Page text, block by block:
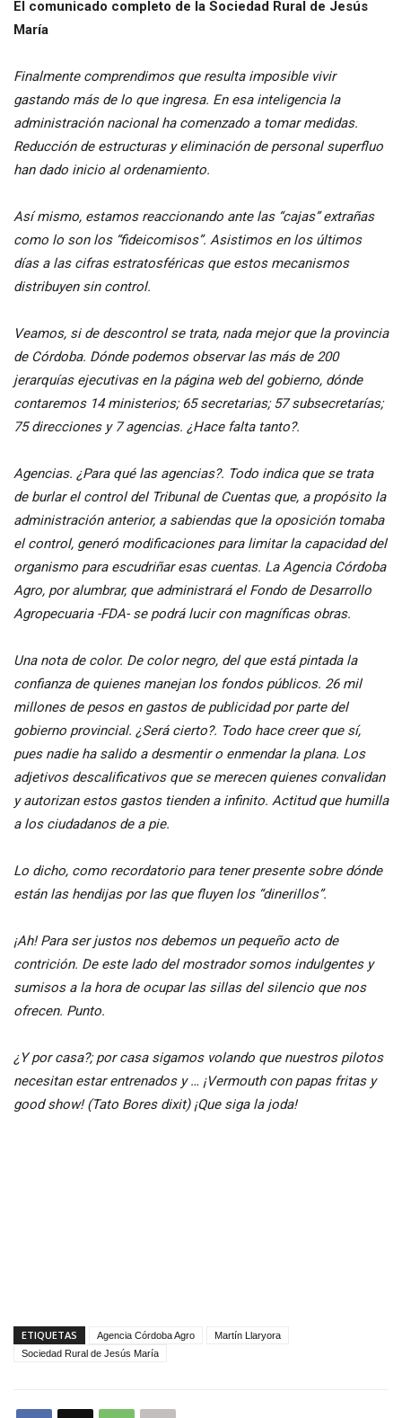
El comunicado completo de la Sociedad Rural de Jesús
María
Finalmente comprendimos que resulta imposible vivir
gastando más de lo que ingresa. En esa inteligencia la
administración nacional ha comenzado a tomar medidas.
Reducción de estructuras y eliminación de personal superfluo
han dado inicio al ordenamiento.
Así mismo, estamos reaccionando ante las “cajas” extrañas
como lo son los “fideicomisos”. Asistimos en los últimos
días a las cifras estratosféricas que estos mecanismos
distribuyen sin control.
Veamos, si de descontrol se trata, nada mejor que la provincia
de Córdoba. Dónde podemos observar las más de 200
jerarquías ejecutivas en la página web del gobierno, dónde
contaremos 14 ministerios; 65 secretarias; 57 subsecretarías;
75 direcciones y 7 agencias. ¿Hace falta tanto?.
Agencias. ¿Para qué las agencias?. Todo indica que se trata
de burlar el control del Tribunal de Cuentas que, a propósito la
administración anterior, a sabiendas que la oposición tomaba
el control, generó modificaciones para limitar la capacidad del
organismo para escudriñar esas cuentas. La Agencia Córdoba
Agro, por alumbrar, que administrará el Fondo de Desarrollo
Agropecuaria -FDA- se podrá lucir con magníficas obras.
Una nota de color. De color negro, del que está pintada la
confianza de quienes manejan los fondos públicos. 26 mil
millones de pesos en gastos de publicidad por parte del
gobierno provincial. ¿Será cierto?. Todo hace creer que sí,
pues nadie ha salido a desmentir o enmendar la plana. Los
adjetivos descalificativos que se merecen quienes convalidan
y autorizan estos gastos tienden a infinito. Actitud que humilla
a los ciudadanos de a pie.
Lo dicho, como recordatorio para tener presente sobre dónde
están las hendijas por las que fluyen los “dinerillos”.
¡Ah! Para ser justos nos debemos un pequeño acto de
contrición. De este lado del mostrador somos indulgentes y
sumisos a la hora de ocupar las sillas del silencio que nos
ofrecen. Punto.
¿Y por casa?; por casa sigamos volando que nuestros pilotos
necesitan estar entrenados y … ¡Vermouth con papas fritas y
good show! (Tato Bores dixit) ¡Que siga la joda!
ETIQUETAS Agencia Córdoba Agro
Martín Llaryora
Sociedad Rural de Jesús María